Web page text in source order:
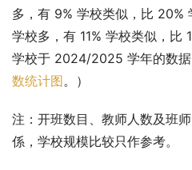
多，有 9% 学校类似，比 20%
学校多，有 11% 学校类似，比
学校于 2024/2025 学年的数据
数统计图。）
注：开班数目、教师人数及班
係，学校规模比较只作参考。